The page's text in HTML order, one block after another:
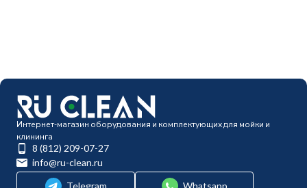
Интернет-магазин оборудования и комплектующих для мойки и
клининга
8 (812) 209-07-27
info@ru-clean.ru
Telegram
Whatsapp